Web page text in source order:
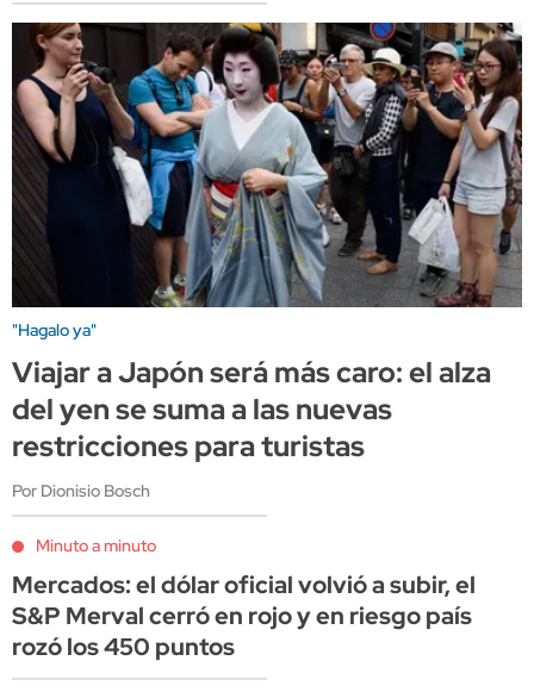
"Hagalo ya"
Viajar a Japón será más caro: el alza
del yen se suma a las nuevas
restricciones para turistas
Por Dionisio Bosch
Minuto a minuto
Mercados: el dólar oficial volvió a subir, el
S&P Merval cerró en rojo y en riesgo país
rozó los 450 puntos